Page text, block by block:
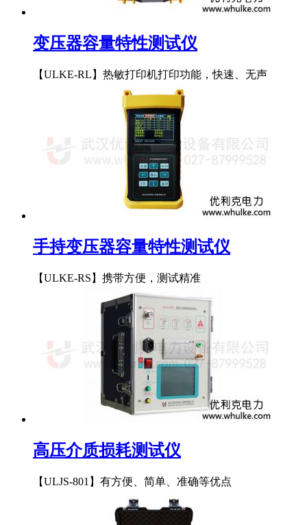
变压器容量特性测试仪
【ULKE-RL】热敏打印机打印功能，快速、无声
手持变压器容量特性测试仪
【ULKE-RS】携带方便，测试精准
高压介质损耗测试仪
【ULJS-801】有方便、简单、准确等优点